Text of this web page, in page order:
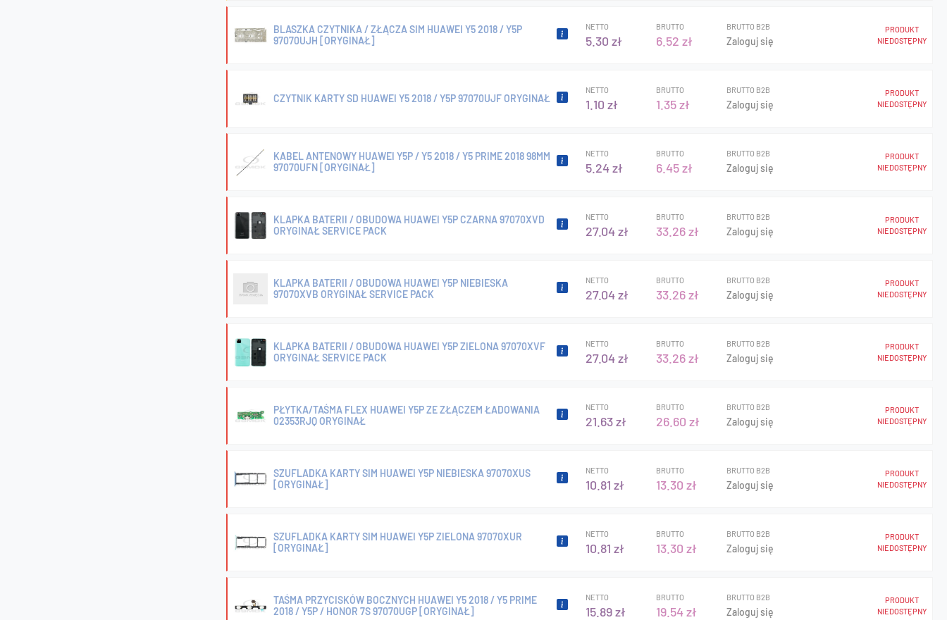
BLASZKA CZYTNIKA / ZŁĄCZA SIM HUAWEI Y5 2018 / Y5P
97070UJH [ORYGINAŁ]
NETTO
5.30 zł
BRUTTO
6.52 zł
BRUTTO B2B
Zaloguj się
PRODUKT
NIEDOSTĘPNY
CZYTNIK KARTY SD HUAWEI Y5 2018 / Y5P 97070UJF ORYGINAŁ
NETTO
1.10 zł
BRUTTO
1.35 zł
BRUTTO B2B
Zaloguj się
PRODUKT
NIEDOSTĘPNY
KABEL ANTENOWY HUAWEI Y5P / Y5 2018 / Y5 PRIME 2018 98MM
97070UFN [ORYGINAŁ]
NETTO
5.24 zł
BRUTTO
6.45 zł
BRUTTO B2B
Zaloguj się
PRODUKT
NIEDOSTĘPNY
KLAPKA BATERII / OBUDOWA HUAWEI Y5P CZARNA 97070XVD
ORYGINAŁ SERVICE PACK
NETTO
27.04 zł
BRUTTO
33.26 zł
BRUTTO B2B
Zaloguj się
PRODUKT
NIEDOSTĘPNY
KLAPKA BATERII / OBUDOWA HUAWEI Y5P NIEBIESKA
97070XVB ORYGINAŁ SERVICE PACK
NETTO
27.04 zł
BRUTTO
33.26 zł
BRUTTO B2B
Zaloguj się
PRODUKT
NIEDOSTĘPNY
KLAPKA BATERII / OBUDOWA HUAWEI Y5P ZIELONA 97070XVF
ORYGINAŁ SERVICE PACK
NETTO
27.04 zł
BRUTTO
33.26 zł
BRUTTO B2B
Zaloguj się
PRODUKT
NIEDOSTĘPNY
PŁYTKA/TAŚMA FLEX HUAWEI Y5P ZE ZŁĄCZEM ŁADOWANIA
02353RJQ ORYGINAŁ
NETTO
21.63 zł
BRUTTO
26.60 zł
BRUTTO B2B
Zaloguj się
PRODUKT
NIEDOSTĘPNY
SZUFLADKA KARTY SIM HUAWEI Y5P NIEBIESKA 97070XUS
[ORYGINAŁ]
NETTO
10.81 zł
BRUTTO
13.30 zł
BRUTTO B2B
Zaloguj się
PRODUKT
NIEDOSTĘPNY
SZUFLADKA KARTY SIM HUAWEI Y5P ZIELONA 97070XUR
[ORYGINAŁ]
NETTO
10.81 zł
BRUTTO
13.30 zł
BRUTTO B2B
Zaloguj się
PRODUKT
NIEDOSTĘPNY
TAŚMA PRZYCISKÓW BOCZNYCH HUAWEI Y5 2018 / Y5 PRIME
2018 / Y5P / HONOR 7S 97070UGP [ORYGINAŁ]
NETTO
15.89 zł
BRUTTO
19.54 zł
BRUTTO B2B
Zaloguj się
PRODUKT
NIEDOSTĘPNY